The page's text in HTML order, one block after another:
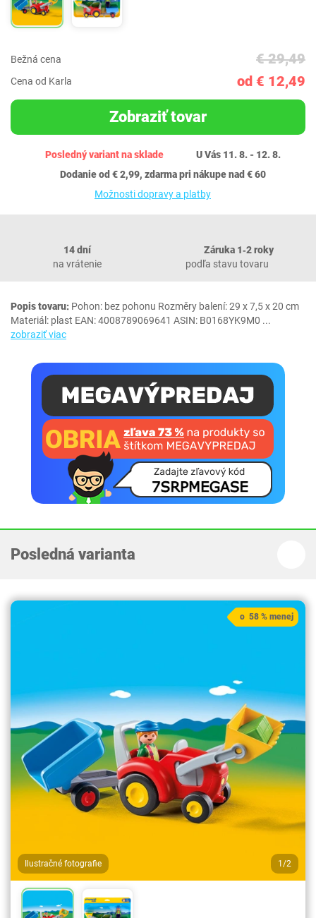
Bežná cena € 29,49
Cena od Karla od € 12,49
Zobraziť tovar
Posledný variant na sklade
U Vás 11. 8. - 12. 8.
Dodanie od € 2,99, zdarma pri nákupe nad € 60
Možnosti dopravy a platby
14 dní
na vrátenie
Záruka 1‐2 roky
podľa stavu tovaru
Popis tovaru: Pohon: bez pohonu Rozměry balení: 29 x 7,5 x 20 cm
Materiál: plast EAN: 4008789069641 ASIN: B0168YK9M0 ...
zobraziť viac
Posledná varianta
Ilustračné fotografie 1/2
o 58 % menej